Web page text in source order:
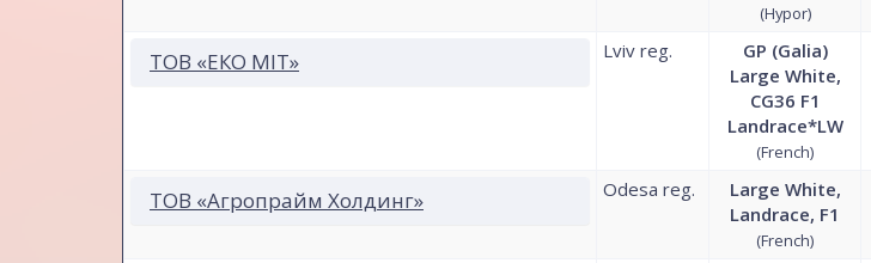
(Hypor)
ТОВ «ЕКО МІТ» Lviv reg.
GP (Galia)
Large White,
CG36 F1
Landrace*LW
(French)
ТОВ «Агропрайм Холдинг» Odesa reg.
Large White,
Landrace, F1
(French)